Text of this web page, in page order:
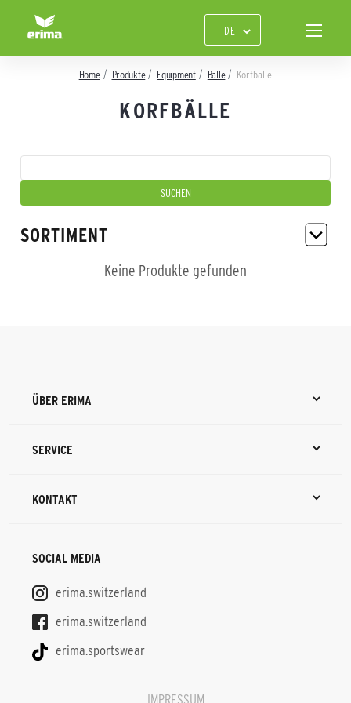
Home Produkte Equipment Bälle Korfbälle
KORFBÄLLE
SORTIMENT
Keine Produkte gefunden
ÜBER ERIMA
SERVICE
KONTAKT
SOCIAL MEDIA
erima.switzerland
erima.switzerland
erima.sportswear
IMPRESSUM